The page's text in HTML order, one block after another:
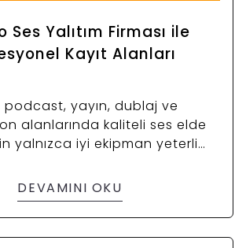
Ses Yalıtım Firması ile
Kayıt Alanları
podcast, yayın, dublaj ve
alanlarında kaliteli ses elde
yalnızca iyi ekipman yeterli
olursa olsun, mekân doğru
ve akustik olarak
profesyonel sonuç almak
zordur
DEVAMINI OKU